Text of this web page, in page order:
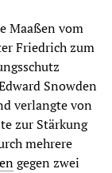
Maaßen vom
Friedrich zum
Snowden
verlangte von
zur Stärkung
mehrere
gegen zwei